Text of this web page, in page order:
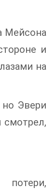
Мейсона
и
на
Эвери
потери,